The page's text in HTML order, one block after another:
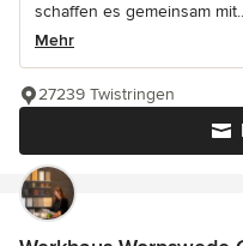
schaffen es gemeinsam
Mehr
27239 Twistringen